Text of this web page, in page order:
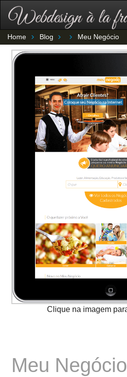
Home Blog Meu Negócio
Meu Negócio